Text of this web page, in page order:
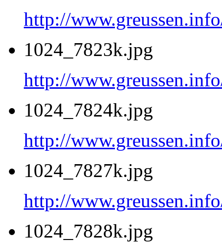
http://
1024_7823k.jpg
http://
1024_7824k.jpg
http://
1024_7827k.jpg
http://
1024_7828k.jpg